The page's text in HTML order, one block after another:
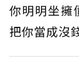
你明明坐擁
把你當成沒